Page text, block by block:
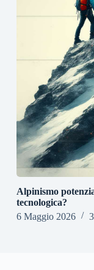
Alpinismo
tecnologica?
6 Maggio 2026